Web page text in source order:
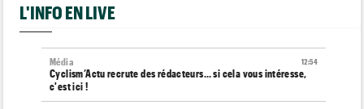
L'INFO EN LIVE
12:54
Média
Cyclism’Actu recrute des rédacteurs… si cela vous intéresse,
c'est ici !